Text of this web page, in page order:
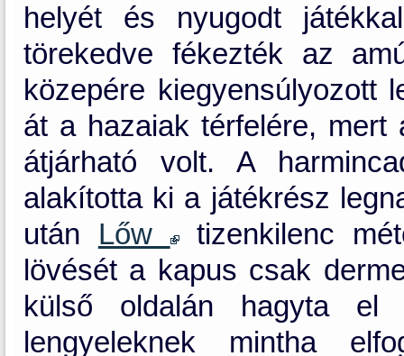
helyét és nyugodt
törekedve fékezték az
közepére kiegyensúlyozott
át a hazaiak térfelére, mert
átjárható volt. A
alakította ki a játékrész
után Lőw
tizenkilenc
lövését a kapus csak
külső oldalán hagyta
lengyeleknek mintha